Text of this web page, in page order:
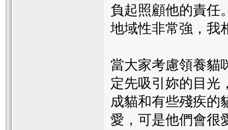
負起照顧他的責任
地域性非常強，我
當大家考慮領養貓
定先吸引妳的目光
成貓和有些殘疾的
愛，可是他們會很